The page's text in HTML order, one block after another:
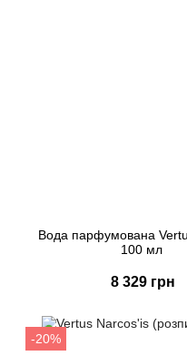
Вода парфумована
100 мл
8 329 грн
-20%